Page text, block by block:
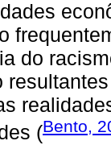
do
(Bento,